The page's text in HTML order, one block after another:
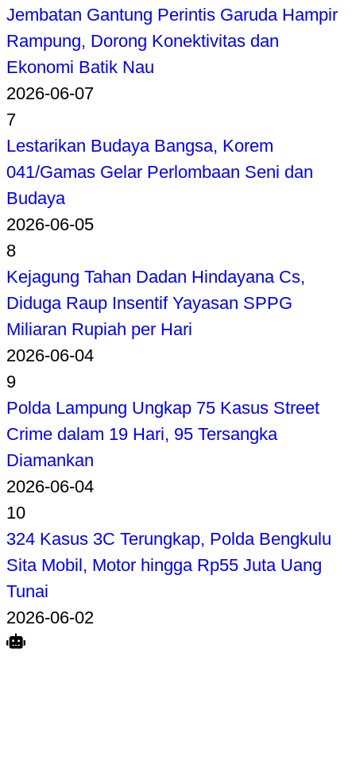
Jembatan Gantung Perintis Garuda Hampir
Rampung, Dorong Konektivitas dan
Ekonomi Batik Nau
2026-06-07
7
Lestarikan Budaya Bangsa, Korem
041/Gamas Gelar Perlombaan Seni dan
Budaya
2026-06-05
8
Kejagung Tahan Dadan Hindayana Cs,
Diduga Raup Insentif Yayasan SPPG
Miliaran Rupiah per Hari
2026-06-04
9
Polda Lampung Ungkap 75 Kasus Street
Crime dalam 19 Hari, 95 Tersangka
Diamankan
2026-06-04
10
324 Kasus 3C Terungkap, Polda Bengkulu
Sita Mobil, Motor hingga Rp55 Juta Uang
Tunai
2026-06-02